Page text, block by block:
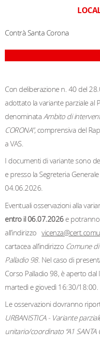
Contrà Santa Corona
Con deliberazione n. 40 del
adottato la variante parziale al
denominata Ambito di
CORONA", comprensiva del
a VAS.
I documenti di variante sono
e presso la Segreteria
04.06.2026.
Eventuali osservazioni alla
entro il 06.07.2026e potranno
all’indirizzo
cartacea all’indirizzo Comune
Palladio 98. Nel caso di
Corso Palladio 98, è aperto
martedì e giovedì 16:30/18:00.
Le osservazioni dovranno
URBANISTICA - Variante
unitario/coordinato “A1 SANTA